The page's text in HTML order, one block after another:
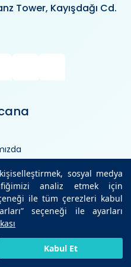
sosyal medya
analiz etmek için
ile tüm çerezleri kabul
seçeneği ile ayarları
Kabul Et
Tower, Kayışdağı Cd.
BIZE ULAŞIN